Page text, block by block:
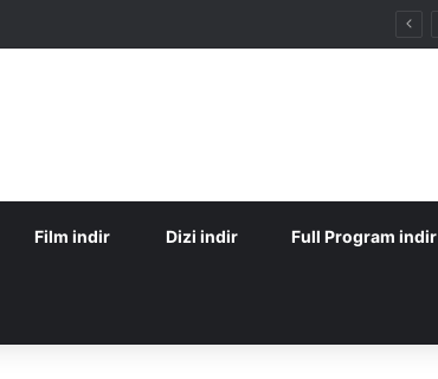
Film indir Dizi indir Full Program indir